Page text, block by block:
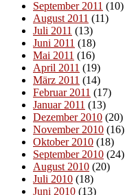
September 2011 (10)
August 2011 (11)
Juli 2011 (13)
Juni 2011 (18)
Mai 2011 (16)
April 2011 (19)
März 2011 (14)
Februar 2011 (17)
Januar 2011 (13)
Dezember 2010 (20)
November 2010 (16)
Oktober 2010 (18)
September 2010 (24)
August 2010 (20)
Juli 2010 (18)
Juni 2010 (13)